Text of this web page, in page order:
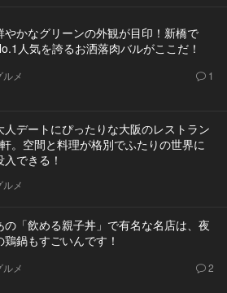
やかなグリーンの外観が目印！新橋で
人気を誇るお洒落肉バルがここだ！
ルメ 1
人デートにぴったりな大阪のレストラン
。空間と料理が格別でふたりの世界に
入できる！
ルメ
の「飲める親子丼」で有名な名店は、夜
鶏鍋もすごいんです！
ルメ 2